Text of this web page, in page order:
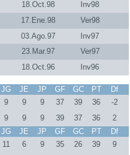
18.Oct.98
Inv98
17.Ene.98
Ver98
03.Ago.97
Inv97
23.Mar.97
Ver97
18.Oct.96 Inv96
JG JE JP GF GC PT
Df
9 9 9 37 39 36
-2
9 9 9 39 37 36
2
JG JE JP GF GC PT
Df
11 6 9 35 26 39
9